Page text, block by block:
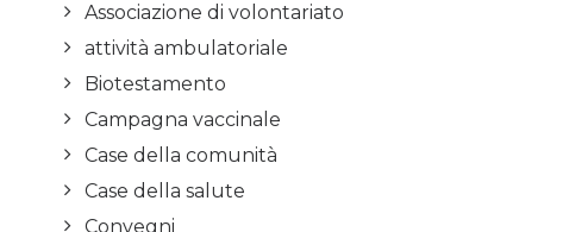
Associazione di volontariato
attività ambulatoriale
Biotestamento
Campagna vaccinale
Case della comunità
Case della salute
Convegni